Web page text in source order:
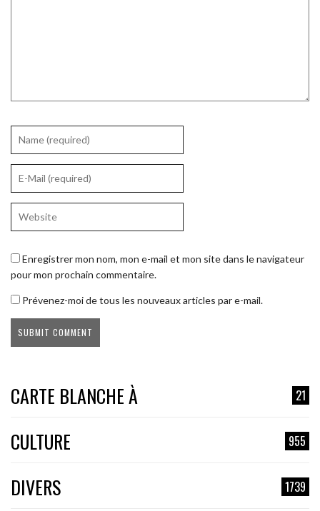
Enregistrer mon nom, mon e-mail et mon site dans le navigateur
pour mon prochain commentaire.
Prévenez-moi de tous les nouveaux articles par e-mail.
CARTE BLANCHE À 21
CULTURE 955
DIVERS 1739